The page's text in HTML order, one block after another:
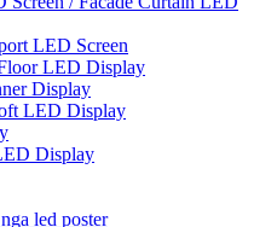
LED Screen
LED Display
Display
LED Display
Display
led poster